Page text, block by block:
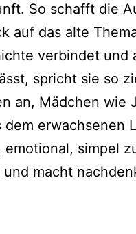
So schafft die
auf das alte
ver­bin­det
spricht sie so
an, Mädchen wie
erwach­se­nen
sim­pel
macht